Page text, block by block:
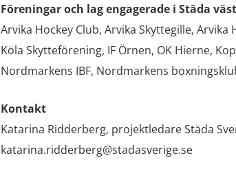
Föreningar och lag engagerade i Städa
Arvika Hockey Club, Arvika Skyttegille, Arvika
Köla Skytteförening, IF Örnen, OK Hierne,
Nordmarkens IBF, Nordmarkens
Kontakt
Katarina Ridderberg, projektledare Städa
katarina.ridderberg@stadasverige.se